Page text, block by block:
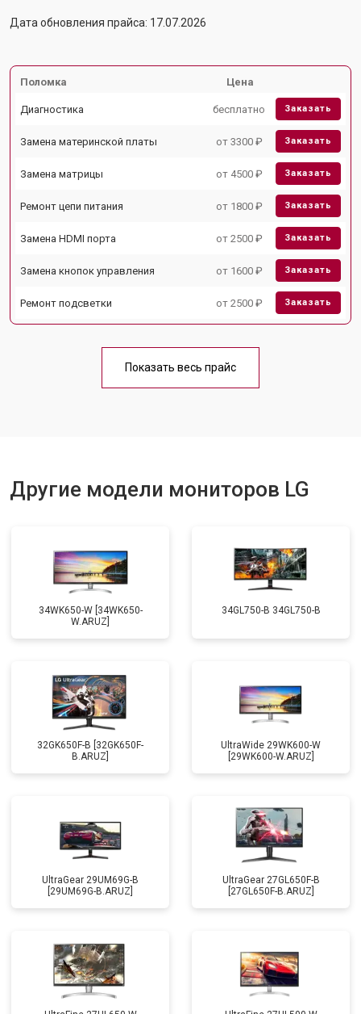
Дата обновления прайса: 17.07.2026
Поломка Цена
Диагностика бесплатно Заказать
Замена материнской платы от 3300 ₽ Заказать
Замена матрицы от 4500 ₽ Заказать
Ремонт цепи питания от 1800 ₽ Заказать
Замена HDMI порта от 2500 ₽ Заказать
Замена кнопок управления от 1600 ₽ Заказать
Ремонт подсветки от 2500 ₽ Заказать
Показать весь прайс
Другие модели мониторов LG
34WK650-W [34WK650-
W.ARUZ]
34GL750-B 34GL750-B
32GK650F-B [32GK650F-
B.ARUZ]
UltraWide 29WK600-W
[29WK600-W.ARUZ]
UltraGear 29UM69G-B
[29UM69G-B.ARUZ]
UltraGear 27GL650F-B
[27GL650F-B.ARUZ]